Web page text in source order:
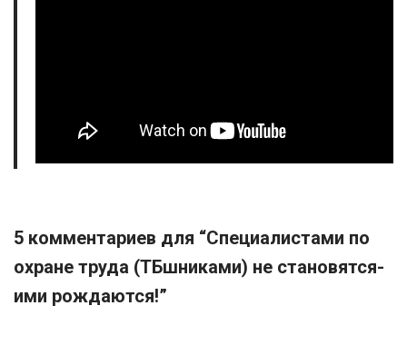
5 комментариев для “Специалистами по
охране труда (ТБшниками) не становятся-
ими рождаются!”